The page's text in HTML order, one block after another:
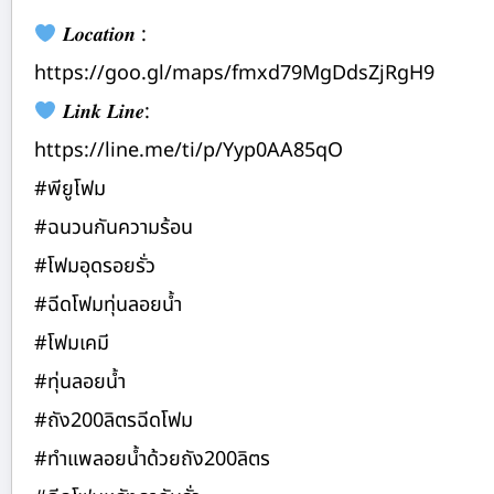
𝑳𝒐𝒄𝒂𝒕𝒊𝒐𝒏 :
https://goo.gl/maps/fmxd79MgDdsZjRgH9
𝑳𝒊𝒏𝒌 𝑳𝒊𝒏𝒆:
https://line.me/ti/p/Yyp0AA85qO
#พียูโฟม
#ฉนวนกันความร้อน
#โฟมอุดรอยรั่ว
#ฉีดโฟมทุ่นลอยน้ำ
#โฟมเคมี
#ทุ่นลอยน้ำ
#ถัง200ลิตรฉีดโฟม
#ทำแพลอยน้ำด้วยถัง200ลิตร